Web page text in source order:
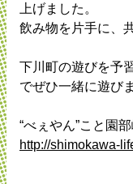
上げました。
飲み物を片手に、
下川町の遊びを予
でぜひ一緒に遊び
“べぇやん”こと園
http://shimokawa-